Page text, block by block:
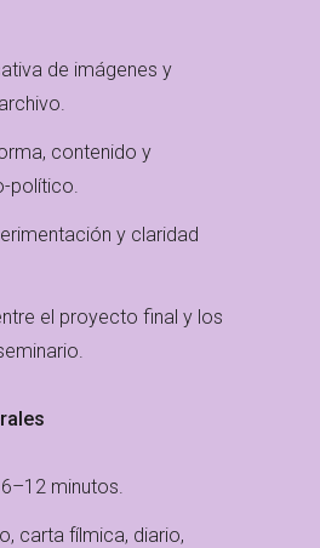
de imágenes y
contenido y
político.
y claridad
el proyecto final y los
minutos.
carta fílmica, diario,